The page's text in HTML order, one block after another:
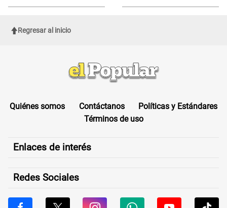
sufrir una "emergencia médica"
Regresar al inicio
Quiénes somos Contáctanos
Políticas y Estándares
Términos de uso
Enlaces de interés
Redes Sociales